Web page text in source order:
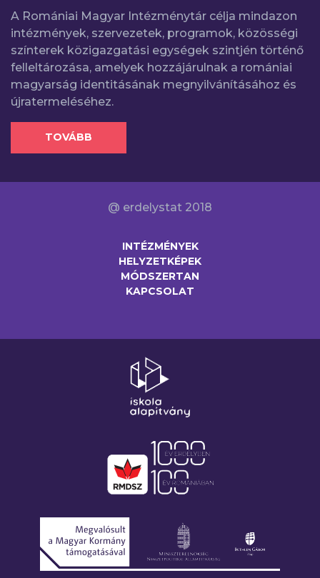
A Romániai Magyar Intézménytár célja mindazon
intézmények, szervezetek, programok, közösségi
színterek közigazgatási egységek szintjén történő
felleltározása, amelyek hozzájárulnak a romániai
magyarság identitásának megnyilvánításához és
újratermeléséhez.
TOVÁBB
@ erdelystat 2018
INTÉZMÉNYEK
HELYZETKÉPEK
MÓDSZERTAN
KAPCSOLAT